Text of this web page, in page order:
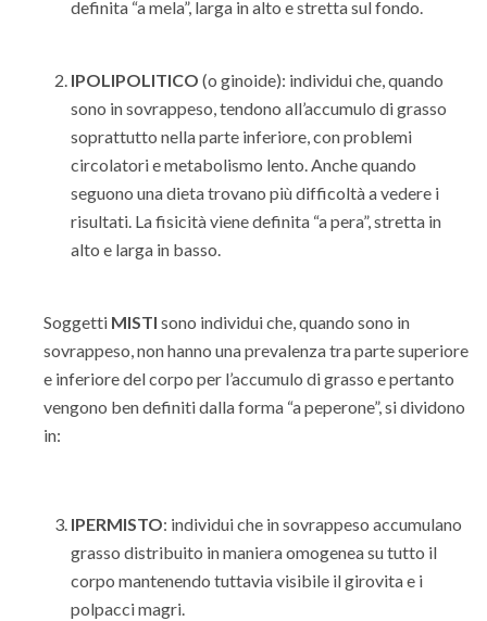
definita “a mela”, larga in alto e stretta sul fondo.
IPOLIPOLITICO (o ginoide): individui che, quando
sono in sovrappeso, tendono all’accumulo di grasso
soprattutto nella parte inferiore, con problemi
circolatori e metabolismo lento. Anche quando
seguono una dieta trovano più difficoltà a vedere i
risultati. La fisicità viene definita “a pera”, stretta in
alto e larga in basso.
Soggetti MISTI sono individui che, quando sono in
sovrappeso, non hanno una prevalenza tra parte superiore
e inferiore del corpo per l’accumulo di grasso e pertanto
vengono ben definiti dalla forma “a peperone”, si dividono
in:
IPERMISTO: individui che in sovrappeso accumulano
grasso distribuito in maniera omogenea su tutto il
corpo mantenendo tuttavia visibile il girovita e i
polpacci magri.